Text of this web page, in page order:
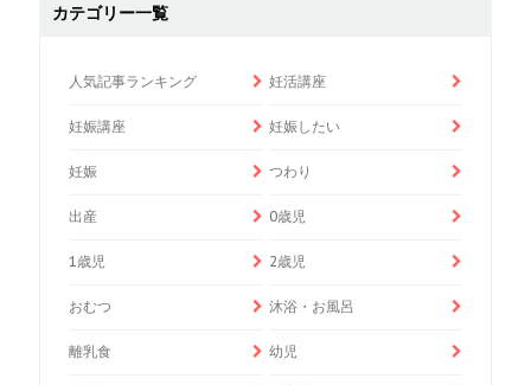
カテゴリー一覧
人気記事ランキング 妊活講座
妊娠講座 妊娠したい
妊娠 つわり
出産 0歳児
1歳児 2歳児
おむつ 沐浴・お風呂
離乳食 幼児